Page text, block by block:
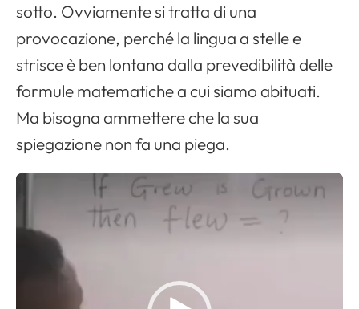
sotto. Ovviamente si tratta di una
provocazione, perché la lingua a stelle e
strisce è ben lontana dalla prevedibilità delle
formule matematiche a cui siamo abituati.
Ma bisogna ammettere che la sua
spiegazione non fa una piega.
V
d